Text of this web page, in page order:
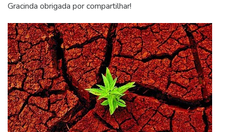
Gracinda obrigada por compartilhar!